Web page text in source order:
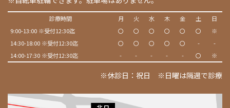
診療時間 月 火 水 木 金 土
日
9:00-13:00 ※受付12:30迄
〇 〇 〇 〇 〇 〇
※
14:30-18:00 ※受付12:30迄
〇 〇 〇 〇 〇 -
-
14:00-17:30 ※受付12:30迄
- - - - - 〇 ※
※休診日：祝日 ※日曜は隔週で診療